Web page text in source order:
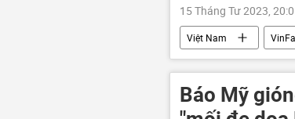
15 Tháng Tư 2023,
Việt Nam
Báo Mỹ